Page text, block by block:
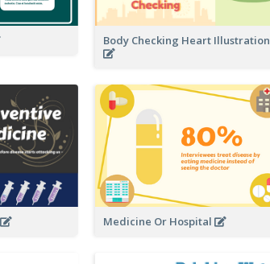
Body Checking Heart Illustration
Medicine Or Hospital